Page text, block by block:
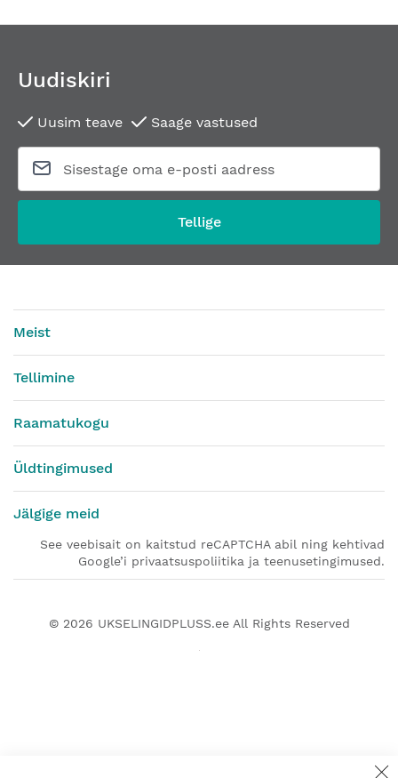
Uudiskiri
Uusim teave Saage vastused
Tellige
Meist
Tellimine
Raamatukogu
Üldtingimused
Jälgige meid
See veebisait on kaitstud reCAPTCHA abil ning kehtivad
Google’i privaatsuspoliitika ja teenusetingimused.
© 2026 UKSELINGIDPLUSS.eeAll Rights Reserved